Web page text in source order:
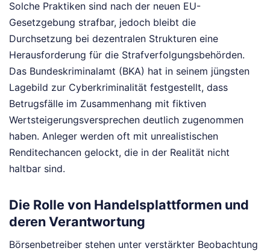
Solche Praktiken sind nach der neuen EU-
Gesetzgebung strafbar, jedoch bleibt die
Durchsetzung bei dezentralen Strukturen eine
Herausforderung für die Strafverfolgungsbehörden.
Das Bundeskriminalamt (BKA) hat in seinem jüngsten
Lagebild zur Cyberkriminalität festgestellt, dass
Betrugsfälle im Zusammenhang mit fiktiven
Wertsteigerungsversprechen deutlich zugenommen
haben. Anleger werden oft mit unrealistischen
Renditechancen gelockt, die in der Realität nicht
haltbar sind.
Die Rolle von Handelsplattformen und
deren Verantwortung
Börsenbetreiber stehen unter verstärkter Beobachtung